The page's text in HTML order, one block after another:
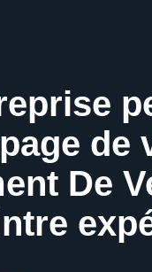
de
De